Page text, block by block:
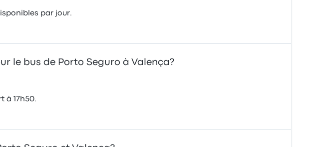
par jour.
le bus de Porto Seguro à Valença?
à 17h50.